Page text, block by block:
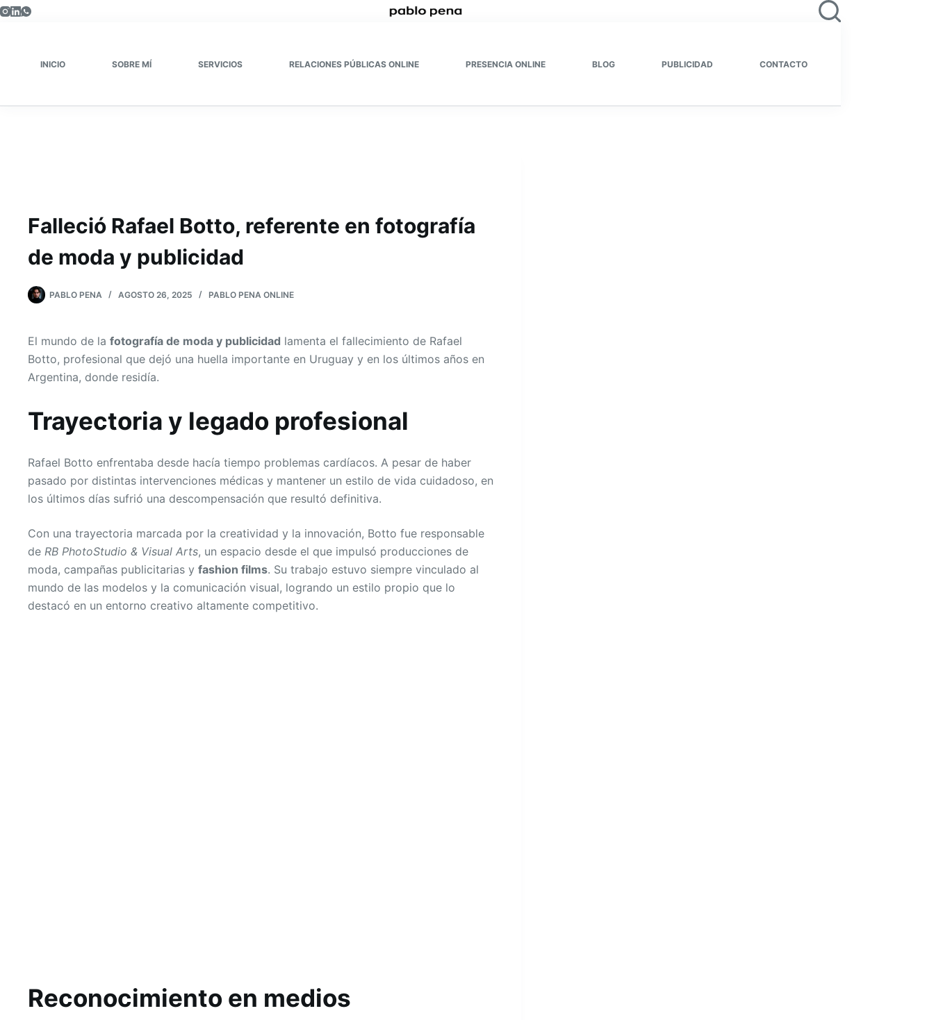
Saltar
INICIO SOBRE MÍ SERVICIOS RELACIONES PÚBLICAS ONLINE PRESENCIA ONLINE BLOG PUBLICIDAD CONTACTO
Falleció Rafael Botto, referente en fotografía
de moda y publicidad
PABLO PENA AGOSTO 26, 2025 PABLO PENA ONLINE
El mundo de la fotografía de moda y publicidad lamenta el fallecimiento de Rafael
Botto, profesional que dejó una huella importante en Uruguay y en los últimos años en
Argentina, donde residía.
Trayectoria y legado profesional
Rafael Botto enfrentaba desde hacía tiempo problemas cardíacos. A pesar de haber
pasado por distintas intervenciones médicas y mantener un estilo de vida cuidadoso, en
los últimos días sufrió una descompensación que resultó definitiva.
Con una trayectoria marcada por la creatividad y la innovación, Botto fue responsable
de RB PhotoStudio & Visual Arts, un espacio desde el que impulsó producciones de
moda, campañas publicitarias y fashion films. Su trabajo estuvo siempre vinculado al
mundo de las modelos y la comunicación visual, logrando un estilo propio que lo
destacó en un entorno creativo altamente competitivo.
Reconocimiento en medios